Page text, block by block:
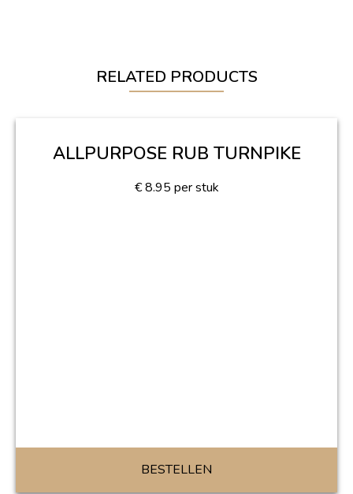
RELATED PRODUCTS
ALLPURPOSE RUB TURNPIKE
€ 8.95 per stuk
BESTELLEN